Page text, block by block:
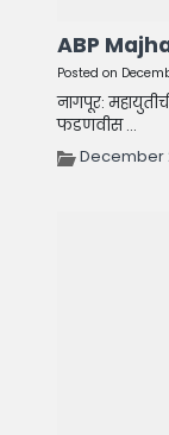
ABP
Posted on
नागपूर:
फडणवीस ...
December